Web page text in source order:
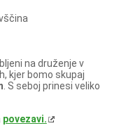
na druženje v
kjer bomo skupaj
. S seboj prinesi veliko
povezavi.